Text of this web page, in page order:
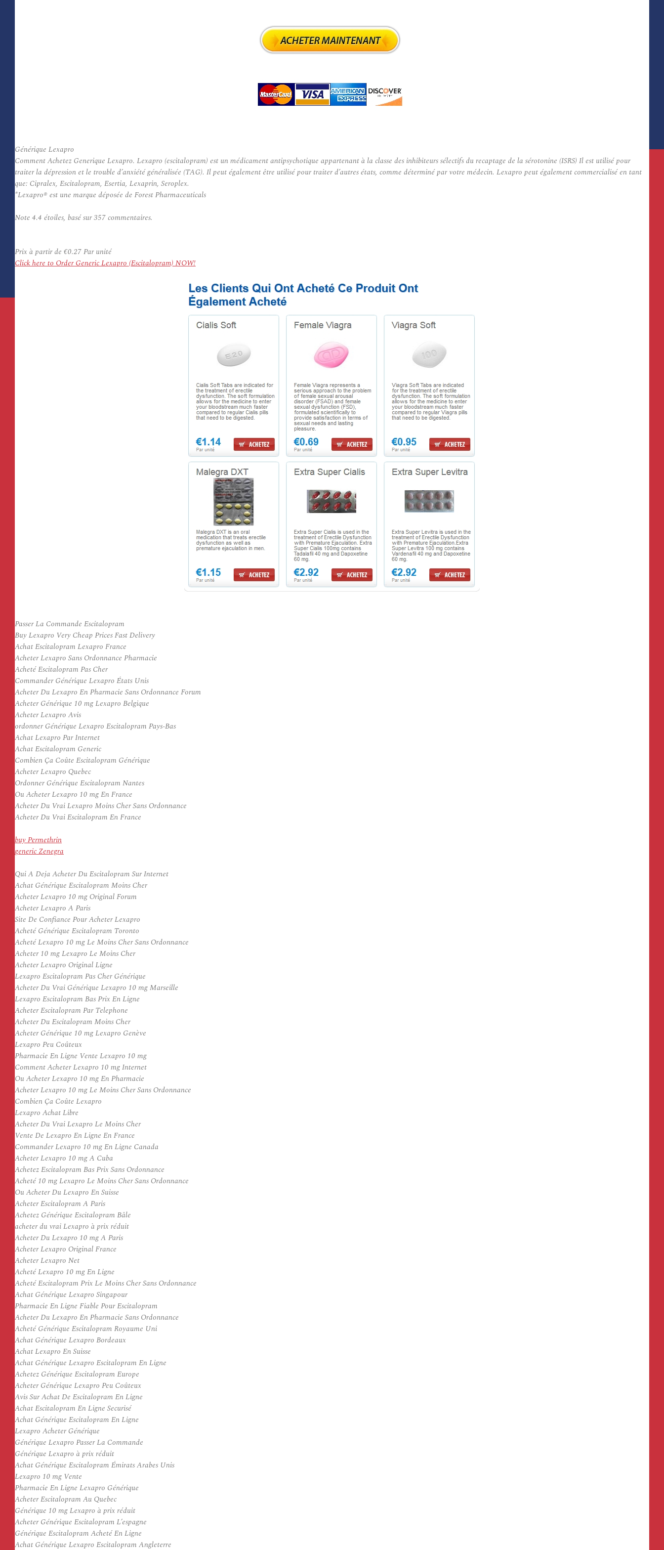
Générique Lexapro
Comment Achetez Generique Lexapro. Lexapro (escitalopram) est un médicament antipsychotique appartenant à la classe des inhibiteurs sélectifs du recaptage de la sérotonine (ISRS) Il est utilisé pour
traiter la dépression et le trouble d’anxiété généralisée (TAG). Il peut également être utilisé pour traiter d’autres états, comme déterminé par votre médecin. Lexapro peut également commercialisé en tant
que: Cipralex, Escitalopram, Esertia, Lexaprin, Seroplex.
*Lexapro® est une marque déposée de Forest Pharmaceuticals
Note 4.4 étoiles, basé sur357commentaires.
Prix à partir de €0.27Par unité
Click here to Order Generic Lexapro (Escitalopram) NOW!
Passer La Commande Escitalopram
Buy Lexapro Very Cheap Prices Fast Delivery
Achat Escitalopram Lexapro France
Acheter Lexapro Sans Ordonnance Pharmacie
Acheté Escitalopram Pas Cher
Commander Générique Lexapro États Unis
Acheter Du Lexapro En Pharmacie Sans Ordonnance Forum
Acheter Générique 10 mg Lexapro Belgique
Acheter Lexapro Avis
ordonner Générique Lexapro Escitalopram Pays-Bas
Achat Lexapro Par Internet
Achat Escitalopram Generic
Combien Ça Coûte Escitalopram Générique
Acheter Lexapro Quebec
Ordonner Générique Escitalopram Nantes
Ou Acheter Lexapro 10 mg En France
Acheter Du Vrai Lexapro Moins Cher Sans Ordonnance
Acheter Du Vrai Escitalopram En France
buy Permethrin
generic Zenegra
Qui A Deja Acheter Du Escitalopram Sur Internet
Achat Générique Escitalopram Moins Cher
Acheter Lexapro 10 mg Original Forum
Acheter Lexapro A Paris
Site De Confiance Pour Acheter Lexapro
Acheté Générique Escitalopram Toronto
Acheté Lexapro 10 mg Le Moins Cher Sans Ordonnance
Acheter 10 mg Lexapro Le Moins Cher
Acheter Lexapro Original Ligne
Lexapro Escitalopram Pas Cher Générique
Acheter Du Vrai Générique Lexapro 10 mg Marseille
Lexapro Escitalopram Bas Prix En Ligne
Acheter Escitalopram Par Telephone
Acheter Du Escitalopram Moins Cher
Acheter Générique 10 mg Lexapro Genève
Lexapro Peu Coûteux
Pharmacie En Ligne Vente Lexapro 10 mg
Comment Acheter Lexapro 10 mg Internet
Ou Acheter Lexapro 10 mg En Pharmacie
Acheter Lexapro 10 mg Le Moins Cher Sans Ordonnance
Combien Ça Coûte Lexapro
Lexapro Achat Libre
Acheter Du Vrai Lexapro Le Moins Cher
Vente De Lexapro En Ligne En France
Commander Lexapro 10 mg En Ligne Canada
Acheter Lexapro 10 mg A Cuba
Achetez Escitalopram Bas Prix Sans Ordonnance
Acheté 10 mg Lexapro Le Moins Cher Sans Ordonnance
Ou Acheter Du Lexapro En Suisse
Acheter Escitalopram A Paris
Achetez Générique Escitalopram Bâle
acheter du vrai Lexapro à prix réduit
Acheter Du Lexapro 10 mg A Paris
Acheter Lexapro Original France
Acheter Lexapro Net
Acheté Lexapro 10 mg En Ligne
Acheté Escitalopram Prix Le Moins Cher Sans Ordonnance
Achat Générique Lexapro Singapour
Pharmacie En Ligne Fiable Pour Escitalopram
Acheter Du Lexapro En Pharmacie Sans Ordonnance
Acheté Générique Escitalopram Royaume Uni
Achat Générique Lexapro Bordeaux
Achat Lexapro En Suisse
Achat Générique Lexapro Escitalopram En Ligne
Achetez Générique Escitalopram Europe
Acheter Générique Lexapro Peu Coûteux
Avis Sur Achat De Escitalopram En Ligne
Achat Escitalopram En Ligne Securisé
Achat Générique Escitalopram En Ligne
Lexapro Acheter Générique
Générique Lexapro Passer La Commande
Générique Lexapro à prix réduit
Achat Générique Escitalopram Émirats Arabes Unis
Lexapro 10 mg Vente
Pharmacie En Ligne Lexapro Générique
Acheter Escitalopram Au Quebec
Générique 10 mg Lexapro à prix réduit
Acheter Générique Escitalopram L’espagne
Générique Escitalopram Acheté En Ligne
Achat Générique Lexapro Escitalopram Angleterre